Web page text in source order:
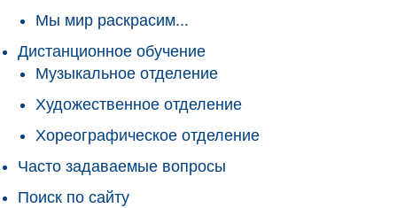
Мы мир раскрасим...
Дистанционное обучение
Музыкальное отделение
Художественное отделение
Хореографическое отделение
Часто задаваемые вопросы
Поиск по сайту